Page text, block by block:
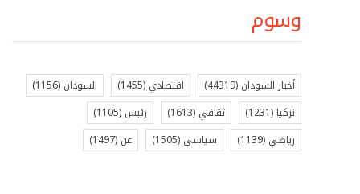
وسوم
أخبار السودان (44319) اقتصادي (1455) السودان (1156)
تركيا (1231) ثقافي (1613) رئيس (1105)
رياضي (1139) سياسي (1505) عن (1497)